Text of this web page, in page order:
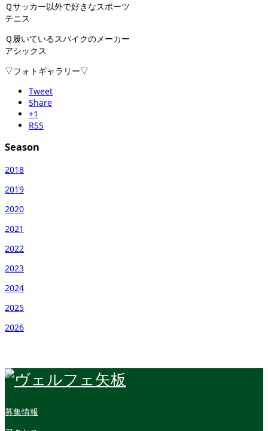
Ｑサッカー以外で好きなスポーツ
テニス
Ｑ履いているスパイクのメーカー
アシックス
▽フォトギャラリー▽
Tweet
Share
+1
RSS
Season
2018
2019
2020
2021
2022
2023
2024
2025
2026
募集情報